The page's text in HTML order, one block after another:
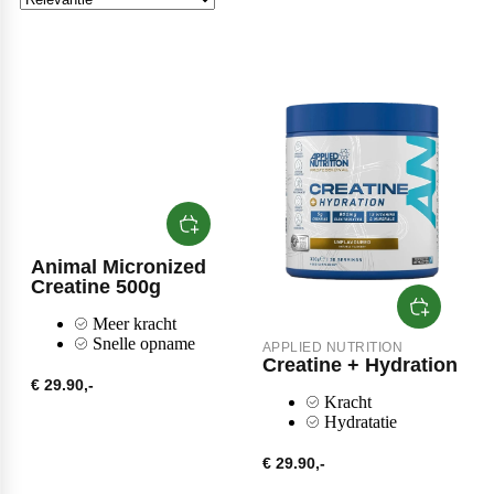
Naughty Boy
Olimp Sport Nutrition
Optimum Nutrition
Animal Micronized
Creatine 500g
Meer kracht
Snelle opname
€ 29.90,-
APPLIED NUTRITION
Creatine + Hydration
Kracht
Hydratatie
€ 29.90,-